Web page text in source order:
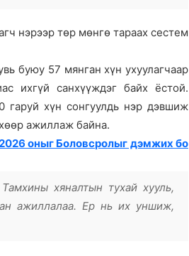
нэрээр төр мөнгө тараах сестем
буюу 57 мянган хүн ухуулагчаар
ихгүй санхүүждэг байх ёстой.
гаруй хүн сонгуулдь нэр дэвшиж
ажиллаж байна.
оныг Боловсролыг дэмжих бо
хяналтын тухай хууль,
ажиллалаа. Ер нь их уншиж,